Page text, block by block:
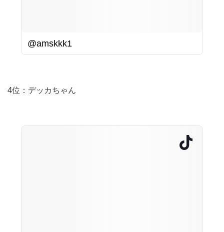
@amskkk1
4位：デッカちゃん